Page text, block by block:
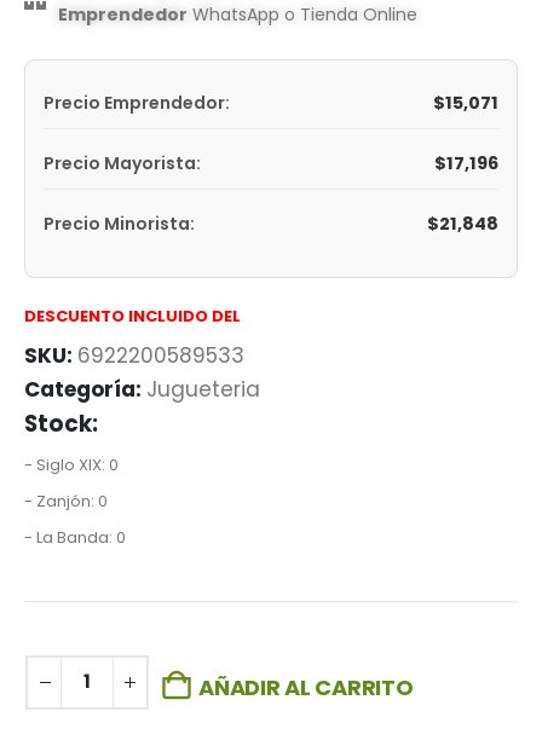
Emprendedor WhatsApp o Tienda Online
Precio Emprendedor: $15,071
Precio Mayorista: $17,196
Precio Minorista: $21,848
DESCUENTO INCLUIDO DEL
SKU: 6922200589533
Categoría: Jugueteria
Stock:
- Siglo XIX: 0
- Zanjón: 0
- La Banda: 0
AÑADIR AL CARRITO